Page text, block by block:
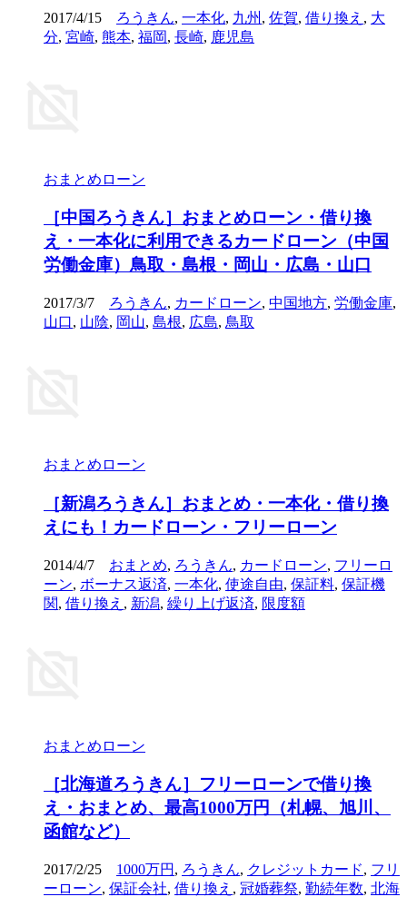
2017/4/15 ろうきん, 一本化, 九州 , 佐賀, 借り換え , 大
分, 宮崎, 熊本, 福岡, 長崎, 鹿児島
おまとめローン
［中国ろうきん］おまとめローン・借り換
え・一本化に利用できるカードローン（中国
労働金庫）鳥取・島根・岡山・広島・山口
2017/3/7 ろうきん, カードローン, 中国地方, 労働金庫,
山口, 山陰, 岡山, 島根, 広島, 鳥取
おまとめローン
［新潟ろうきん］おまとめ・一本化・借り換
えにも！カードローン・フリーローン
2014/4/7 おまとめ, ろうきん, カードローン, フリーロ
ーン, ボーナス返済, 一本化, 使途自由, 保証料, 保証機
関, 借り換え , 新潟, 繰り上げ返済, 限度額
おまとめローン
［北海道ろうきん］フリーローンで借り換
え・おまとめ、最高1000万円（札幌、旭川、
函館など）
2017/2/25 1000万円 , ろうきん, クレジットカード, フリ
ーローン, 保証会社, 借り換え , 冠婚葬祭, 勤続年数, 北海